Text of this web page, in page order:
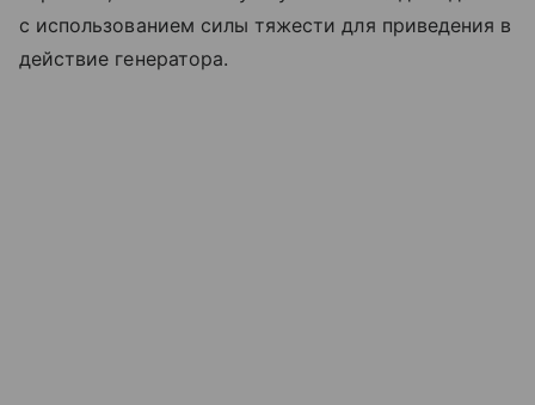
с использованием силы тяжести для приведения в
действие генератора.